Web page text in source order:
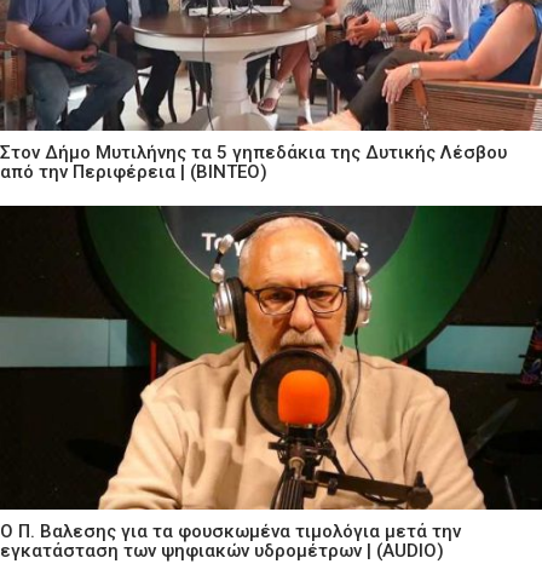
Στον Δήμο Μυτιλήνης τα 5 γηπεδάκια της Δυτικής Λέσβου
από την Περιφέρεια | (ΒΙΝΤΕΟ)
Ο Π. Βαλεσης για τα φουσκωμένα τιμολόγια μετά την
εγκατάσταση των ψηφιακών υδρομέτρων | (AUDIO)